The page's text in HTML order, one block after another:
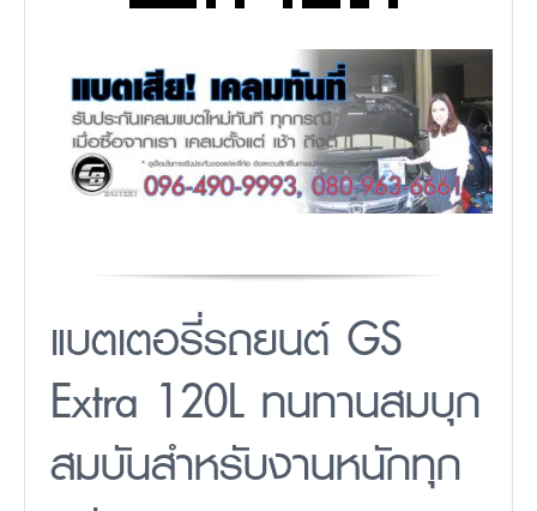
แบตเตอรี่รถยนต์ GS
Extra 120L ทนทานสมบุก
สมบันสำหรับงานหนักทุก